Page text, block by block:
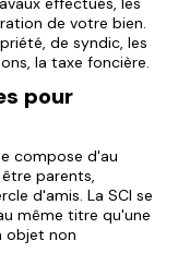
de votre bien.
de syndic, les
la taxe foncière.
pour
compose d'au
parents,
d'amis. La SCI se
même titre qu'une
objet non